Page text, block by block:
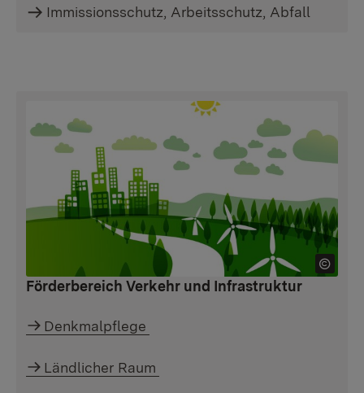
Immissionsschutz, Arbeitsschutz, Abfall
Förderbereich Verkehr und Infrastruktur
Denkmalpflege
Ländlicher Raum